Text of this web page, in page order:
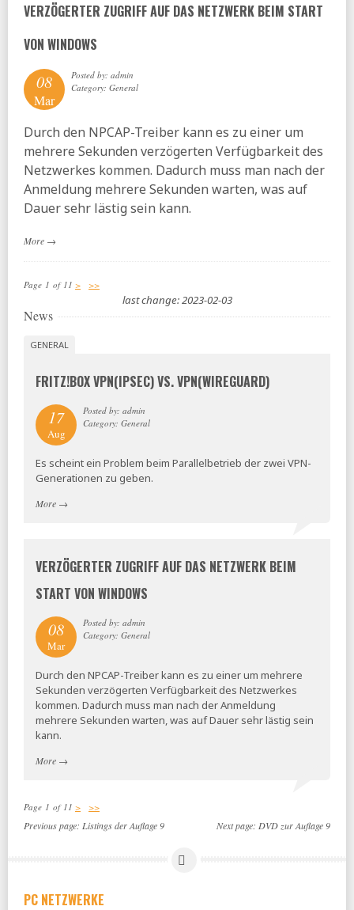
VERZÖGERTER ZUGRIFF AUF DAS NETZWERK BEIM START
VON WINDOWS
08
Mar
Posted by: admin
Category: General
Durch den NPCAP-Treiber kann es zu einer um
mehrere Sekunden verzögerten Verfügbarkeit des
Netzwerkes kommen. Dadurch muss man nach der
Anmeldung mehrere Sekunden warten, was auf
Dauer sehr lästig sein kann.
More →
Page 1 of 11 > >>
last change: 2023-02-03
News
GENERAL
FRITZ!BOX VPN(IPSEC) VS. VPN(WIREGUARD)
17
Aug
Posted by: admin
Category: General
Es scheint ein Problem beim Parallelbetrieb der zwei VPN-
Generationen zu geben.
More →
VERZÖGERTER ZUGRIFF AUF DAS NETZWERK BEIM
START VON WINDOWS
08
Mar
Posted by: admin
Category: General
Durch den NPCAP-Treiber kann es zu einer um mehrere
Sekunden verzögerten Verfügbarkeit des Netzwerkes
kommen. Dadurch muss man nach der Anmeldung
mehrere Sekunden warten, was auf Dauer sehr lästig sein
kann.
More →
Page 1 of 11 > >>
Previous page: Listings der Auflage 9 Next page: DVD zur Auflage 9
PC NETZWERKE